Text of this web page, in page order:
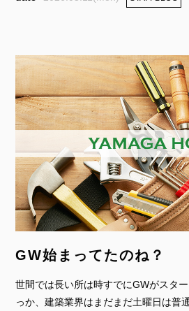
GW始まってたのね？
世間では長い所は時すでにGWがスタ
っか、建築業界はまだまだ土曜日は普